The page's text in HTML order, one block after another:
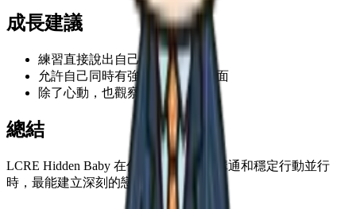
成長建議
練習直接說出自己的期待
允許自己同時有強大和柔軟的一面
除了心動，也觀察日常行動
總結
LCRE Hidden Baby 在保持自我、真誠溝通和穩定行動並行
時，最能建立深刻的戀愛關係。